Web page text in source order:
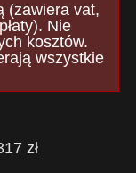
(zawiera vat,
Nie
kosztów.
wszystkie
zł